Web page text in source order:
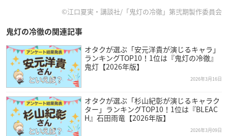
©江口夏実・講談社/「鬼灯の冷徹」第弐期製作委員会
鬼灯の冷徹の関連記事
オタクが選ぶ「安元洋貴が演じるキャラ」
ランキングTOP10！1位は『鬼灯の冷徹』
鬼灯【2026年版】
2026年3月16日
オタクが選ぶ「杉山紀彰が演じるキャラク
ター」ランキングTOP10！1位は『BLEAC
H』石田雨竜【2026年版】
2026年3月09日